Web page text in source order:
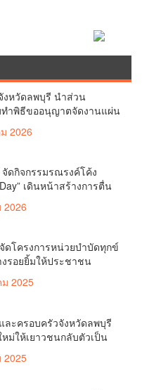
งหวัดลพบุรี นำส่วน
ทำพิธีขออนุญาตจัดงานแผ่น
ณ สถานที่ศักดิ์สิทธิ์สำคัญ
รรมการผู้จัดงาน
2026
ดกิจกรรมรณรงค์โค้ง
เดินหน้าสร้างการตื่น
ะชาชนออกไปใช้สิทธิ
สภา และนายกองค์การ
”เลือกตั้งโปร่งใส ใช้สิทธิ
2026
ดโครงการหน่วยบำบัดทุกข์
รอยยิ้มให้ประชาชน
ะมาณ พ.ศ.2569
2025
ละครอบครัวจังหวัดลพบุรี
หม่ให้เยาวชนกลับตัวเป็น
2025